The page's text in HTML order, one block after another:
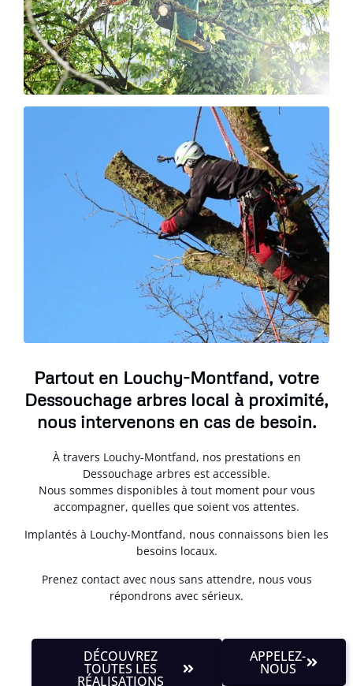
Partout en Louchy-Montfand, votre
Dessouchage arbres local à proximité,
nous intervenons en cas de besoin.
À travers Louchy-Montfand, nos prestations en
Dessouchage arbres est accessible.
Nous sommes disponibles à tout moment pour vous
accompagner, quelles que soient vos attentes.
Implantés à Louchy-Montfand, nous connaissons bien les
besoins locaux.
Prenez contact avec nous sans attendre, nous vous
répondrons avec sérieux.
DÉCOUVREZ
TOUTES LES
RÉALISATIONS
APPELEZ-
NOUS